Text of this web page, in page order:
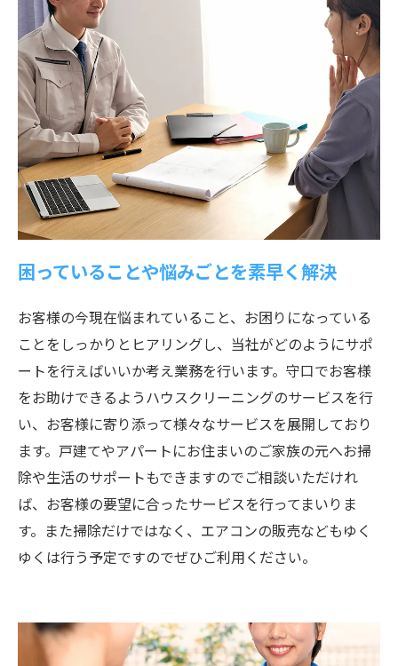
困っていることや悩みごとを素早く解決
お客様の今現在悩まれていること、お困りになっている
ことをしっかりとヒアリングし、当社がどのようにサポ
ートを行えばいいか考え業務を行います。守口でお客様
をお助けできるようハウスクリーニングのサービスを行
い、お客様に寄り添って様々なサービスを展開しており
ます。戸建てやアパートにお住まいのご家族の元へお掃
除や生活のサポートもできますのでご相談いただけれ
ば、お客様の要望に合ったサービスを行ってまいりま
す。また掃除だけではなく、エアコンの販売などもゆく
ゆくは行う予定ですのでぜひご利用ください。